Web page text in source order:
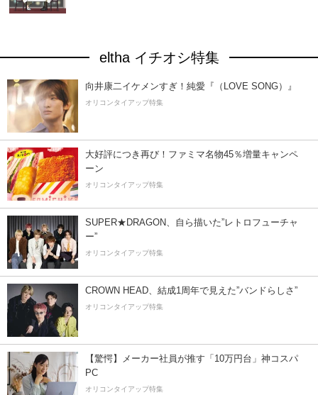
eltha イチオシ特集
向井康二イケメンすぎ！純愛『（LOVE SONG）』
オリコンタイアップ特集
大好評につき再び！ファミマ名物45％増量キャンペ
ーン
オリコンタイアップ特集
SUPER★DRAGON、自ら描いた”レトロフューチャ
ー”
オリコンタイアップ特集
CROWN HEAD、結成1周年で見えた”バンドらしさ”
オリコンタイアップ特集
【驚愕】メーカー社員が推す「10万円台」神コスパ
PC
オリコンタイアップ特集